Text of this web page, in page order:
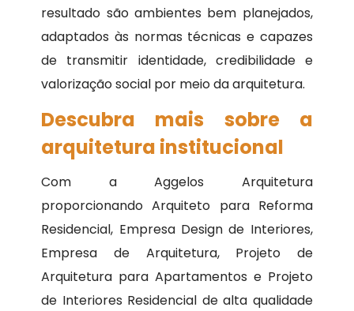
resultado são ambientes bem planejados,
adaptados às normas técnicas e capazes
de transmitir identidade, credibilidade e
valorização social por meio da arquitetura.
Descubra mais sobre a
arquitetura institucional
Com a Aggelos Arquitetura
proporcionando Arquiteto para Reforma
Residencial, Empresa Design de Interiores,
Empresa de Arquitetura, Projeto de
Arquitetura para Apartamentos e Projeto
de Interiores Residencial de alta qualidade